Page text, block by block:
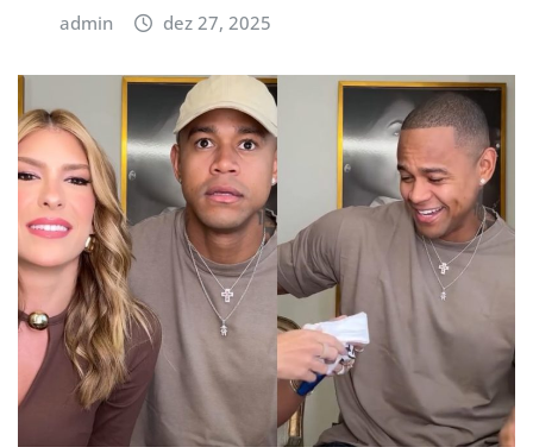
admin dez 27, 2025